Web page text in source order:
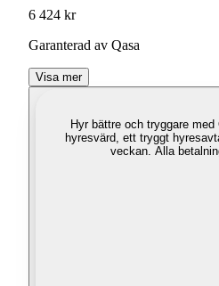
6 424 kr
Garanterad av Qasa
Visa mer
Hyr bättre och tryggare med
hyresvärd, ett tryggt
veckan. Alla